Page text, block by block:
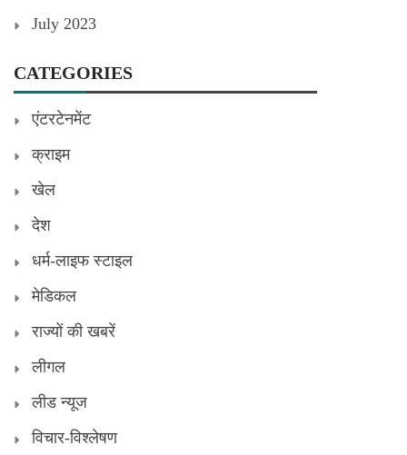
July 2023
CATEGORIES
एंटरटेनमेंट
क्राइम
खेल
देश
धर्म-लाइफ स्टाइल
मेडिकल
राज्यों की खबरें
लीगल
लीड न्यूज
विचार-विश्लेषण